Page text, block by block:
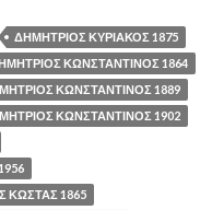
ΔΗΜΗΤΡΙΟΣ ΚΥΡΙΑΚΟΣ 1875
ΚΩΝΣΤΑΝΤΙΝΟΣ 1864
ΚΩΝΣΤΑΝΤΙΝΟΣ 1889
ΚΩΝΣΤΑΝΤΙΝΟΣ 1902
ΚΩΣΤΑΣ 1865